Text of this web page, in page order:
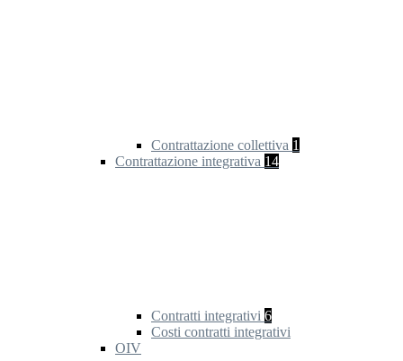
Contrattazione collettiva 1
Contrattazione integrativa 14
Contratti integrativi 6
Costi contratti integrativi
OIV